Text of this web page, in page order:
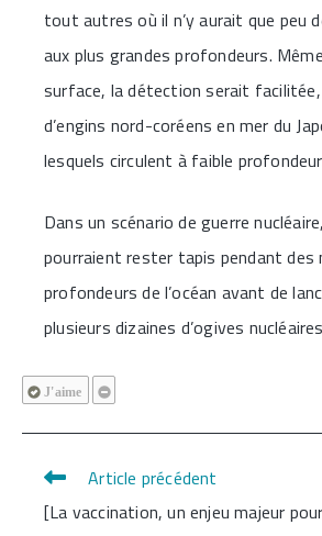
tout autres où il n’y aurait que peu
aux plus grandes profondeurs.
surface, la détection serait facilitée,
d’engins nord-coréens en mer du
lesquels circulent à faible
Dans un scénario de guerre
pourraient rester tapis pendant des
profondeurs de l’océan avant de
plusieurs dizaines d’ogives
J'aime
Read
more
Article précédent
[La vaccination, un enjeu majeur